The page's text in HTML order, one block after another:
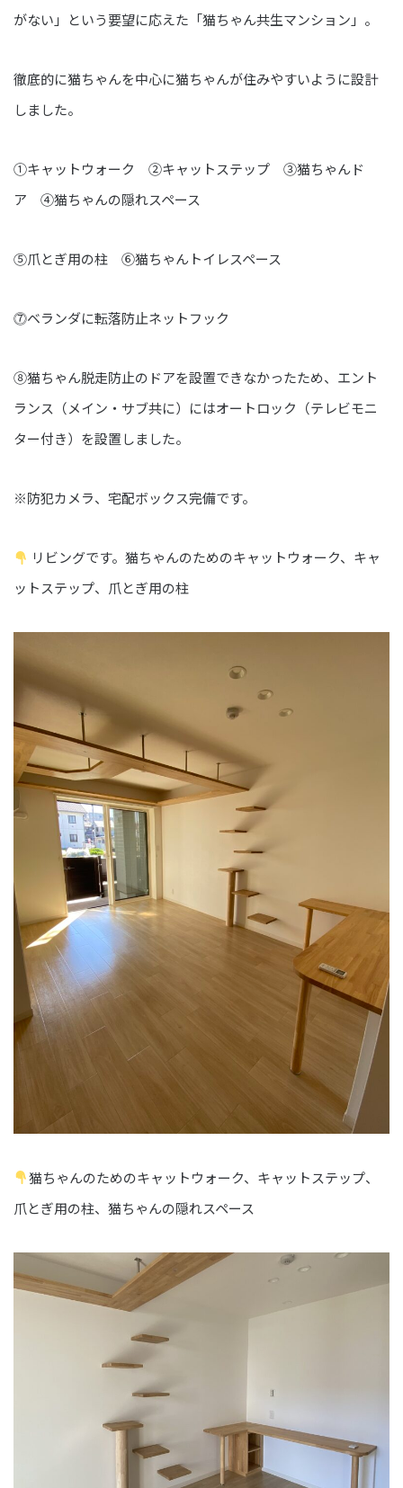
がない」という要望に応えた「猫ちゃん共生マンション」。
徹底的に猫ちゃんを中心に猫ちゃんが住みやすいように設計
しました。
①キャットウォーク ②キャットステップ ③猫ちゃんド
ア ④猫ちゃんの隠れスペース
⑤爪とぎ用の柱 ⑥猫ちゃんトイレスペース
⓻ベランダに転落防止ネットフック
⑧猫ちゃん脱走防止のドアを設置できなかったため、エント
ランス（メイン・サブ共に）にはオートロック（テレビモニ
ター付き）を設置しました。
※防犯カメラ、宅配ボックス完備です。
リビングです。猫ちゃんのためのキャットウォーク、キャ
ットステップ、爪とぎ用の柱
猫ちゃんのためのキャットウォーク、キャットステップ、
爪とぎ用の柱、猫ちゃんの隠れスペース